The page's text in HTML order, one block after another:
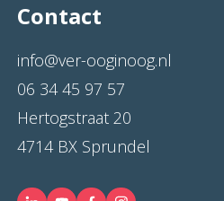
Contact
info@ver-ooginoog.nl
06 34 45 97 57
Hertogstraat 20
4714 BX Sprundel